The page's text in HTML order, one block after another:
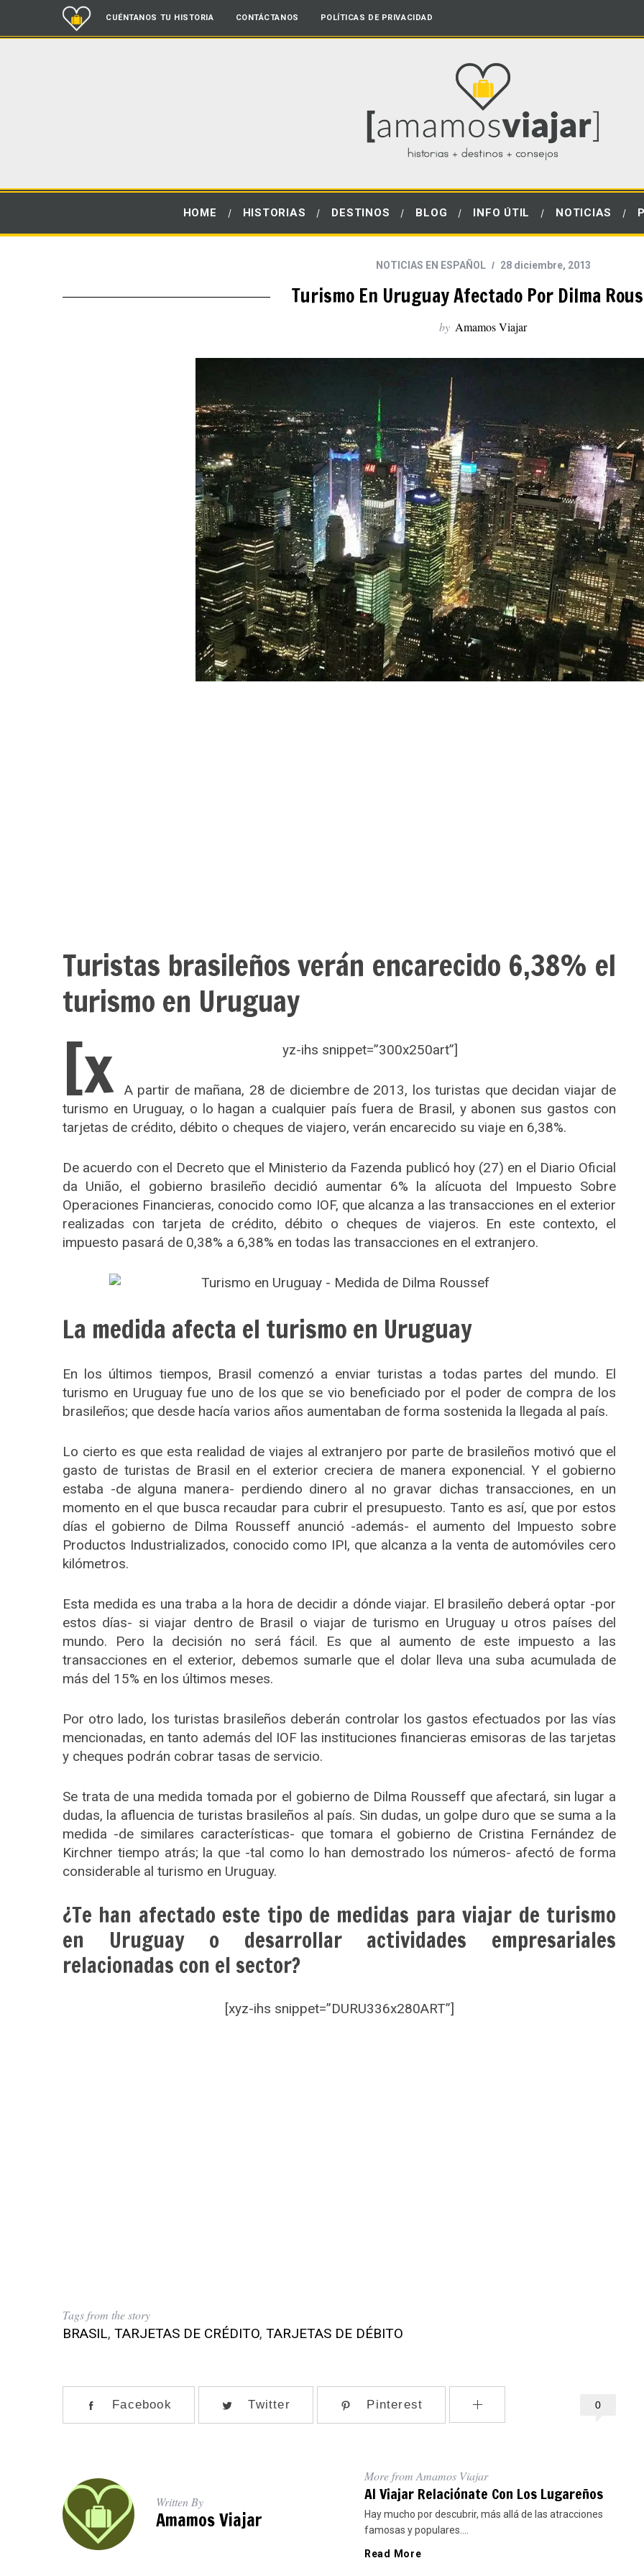
CUÉNTANOS TU HISTORIA CONTÁCTANOS POLÍTICAS DE PRIVACIDAD
HOME HISTORIAS DESTINOS BLOG INFO ÚTIL NOTICIAS
NOTICIAS EN ESPAÑOL 28 diciembre, 2013
Turismo En Uruguay Afectado Por Dilma
by Amamos Viajar
Turistas brasileños verán encarecido 6,38% el
turismo en Uruguay
[x yz-ihs snippet=”300x250art”]
A partir de mañana, 28 de diciembre de 2013, los turistas que decidan viajar de
turismo en Uruguay, o lo hagan a cualquier país fuera de Brasil, y abonen sus gastos con
tarjetas de crédito, débito o cheques de viajero, verán encarecido su viaje en 6,38%.
De acuerdo con el Decreto que el Ministerio da Fazenda publicó hoy (27) en el Diario Oficial
da União, el gobierno brasileño decidió aumentar 6% la alícuota del Impuesto Sobre
Operaciones Financieras, conocido como IOF, que alcanza a las transacciones en el exterior
realizadas con tarjeta de crédito, débito o cheques de viajeros. En este contexto, el
impuesto pasará de 0,38% a 6,38% en todas las transacciones en el extranjero.
La medida afecta el turismo en Uruguay
En los últimos tiempos, Brasil comenzó a enviar turistas a todas partes del mundo. El
turismo en Uruguay fue uno de los que se vio beneficiado por el poder de compra de los
brasileños; que desde hacía varios años aumentaban de forma sostenida la llegada al país.
Lo cierto es que esta realidad de viajes al extranjero por parte de brasileños motivó que el
gasto de turistas de Brasil en el exterior creciera de manera exponencial. Y el gobierno
estaba -de alguna manera- perdiendo dinero al no gravar dichas transacciones, en un
momento en el que busca recaudar para cubrir el presupuesto. Tanto es así, que por estos
días el gobierno de Dilma Rousseff anunció -además- el aumento del Impuesto sobre
Productos Industrializados, conocido como IPI, que alcanza a la venta de automóviles cero
kilómetros.
Esta medida es una traba a la hora de decidir a dónde viajar. El brasileño deberá optar -por
estos días- si viajar dentro de Brasil o viajar de turismo en Uruguay u otros países del
mundo. Pero la decisión no será fácil. Es que al aumento de este impuesto a las
transacciones en el exterior, debemos sumarle que el dolar lleva una suba acumulada de
más del 15% en los últimos meses.
Por otro lado, los turistas brasileños deberán controlar los gastos efectuados por las vías
mencionadas, en tanto además del IOF las instituciones financieras emisoras de las tarjetas
y cheques podrán cobrar tasas de servicio.
Se trata de una medida tomada por el gobierno de Dilma Rousseff que afectará, sin lugar a
dudas, la afluencia de turistas brasileños al país. Sin dudas, un golpe duro que se suma a la
medida -de similares características- que tomara el gobierno de Cristina Fernández de
Kirchner tiempo atrás; la que -tal como lo han demostrado los números- afectó de forma
considerable al turismo en Uruguay.
¿Te han afectado este tipo de medidas para viajar de turismo
en Uruguay o desarrollar actividades empresariales
relacionadas con el sector?
[xyz-ihs snippet=”DURU336x280ART”]
Tags from the story
BRASIL, TARJETAS DE CRÉDITO, TARJETAS DE DÉBITO
0
Facebook Twitter Pinterest
Written By
Amamos Viajar
More from Amamos Viajar
Al Viajar Relaciónate Con Los Lugareños
Hay mucho por descubrir, más allá de las atracciones
famosas y populares....
Read More
e
a
c
f
o
r
: